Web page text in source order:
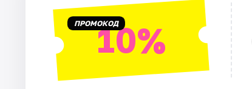
Артисты ПРОМОКОД10%